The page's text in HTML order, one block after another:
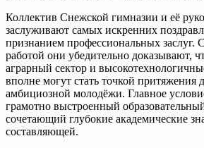
Коллектив Снежской гимназии и её
заслуживают самых искренних
признанием профессиональных заслуг.
работой они убедительно доказывают,
аграрный сектор и
вполне могут стать точкой притяжения
амбициозной молодёжи. Главное
грамотно выстроенный
сочетающий глубокие академические
составляющей.